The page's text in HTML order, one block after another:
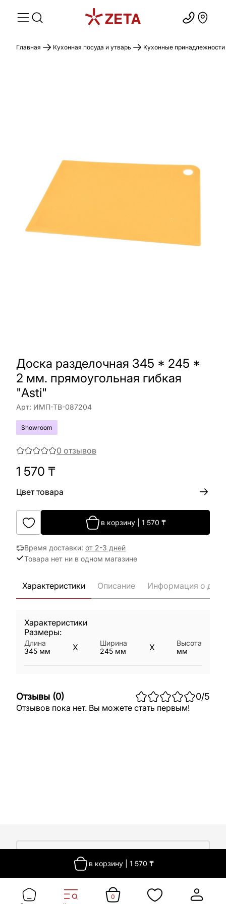
Главная Кухонная посуда и утварь Кухонные принадлежности
Доска разделочная 345 * 245 *
2 мм. прямоугольная гибкая
"Asti"
Арт: ИМП-ТВ-087204
Showroom
0 отзывов
1 570 ₸
Цвет товара
в корзину 1 570 ₸
Время доставки: от 2-3 дней
Товара нет ни в одном магазине
в корзину| 1 570 ₸
Характеристики Описание Информация о
Характеристики
Размеры:
Длина
345 мм X
Ширина
245 мм X
Высота
мм
Отзывы (0) 0/5
Отзывов пока нет. Вы можете стать первым!
Сертификаты
Покупателям
Доставка 0